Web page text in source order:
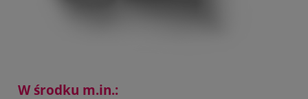
W środku m.in.: